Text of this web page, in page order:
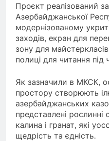
Проєкт реалізований
Азербайджанської
модернізованому
заходів, екран для
зону для
полиці для читання під
Як зазначили в МКСК,
простору створюють
азербайджанських
представлені
калина і гранат, які
щедрість та єдність.